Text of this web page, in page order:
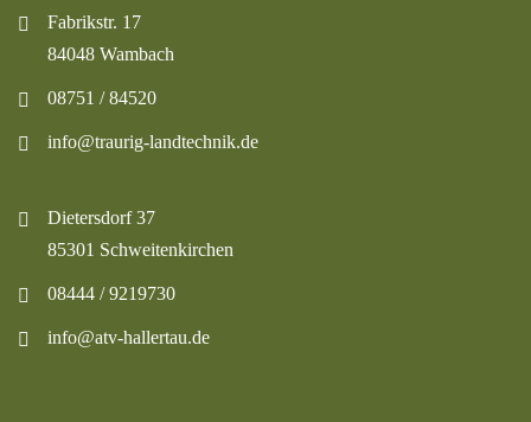
Fabrikstr. 17
84048 Wambach
08751 / 84520
info@traurig-landtechnik.de
Dietersdorf 37
85301 Schweitenkirchen
08444 / 9219730
info@atv-hallertau.de